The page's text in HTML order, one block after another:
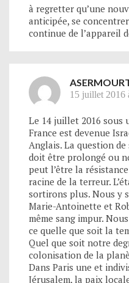
à regretter qu’une
anticipée, se
continue de l’appareil
15 juillet 2016
Le 14 juillet 2016 sous
France est devenue
Anglais. La question de
doit être prolongé ou
peut l’être la
racine de la terreur.
sortirons plus. Nous y
Marie-Antoinette et
même sang impur.
ce quelle que soit la
Quel que soit notre
colonisation de la
Dans Paris une et
Jérusalem, la paix